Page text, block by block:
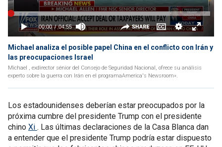
Michael analiza el posible papel China en el conflicto con Irán y
las preocupaciones Israel
Michael , exdirector sénior del Consejo de Seguridad Nacional, ofrece su análisis
experto sobre la guerra con Irán en el programaAmerica's Newsroom».
Los estadounidenses deberían estar preocupados por la
próxima cumbre del presidente Trump con el presidente
chino Xi . Las últimas declaraciones de la Casa Blanca dan
a entender que el presidente Trump podría estar dispuesto